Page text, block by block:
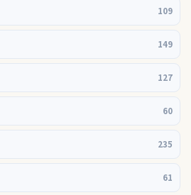
109
149
127
60
235
61